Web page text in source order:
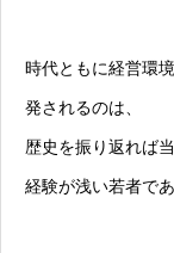
時代ともに経営環
発されるのは、
歴史を振り返れば
経験が浅い若者であ